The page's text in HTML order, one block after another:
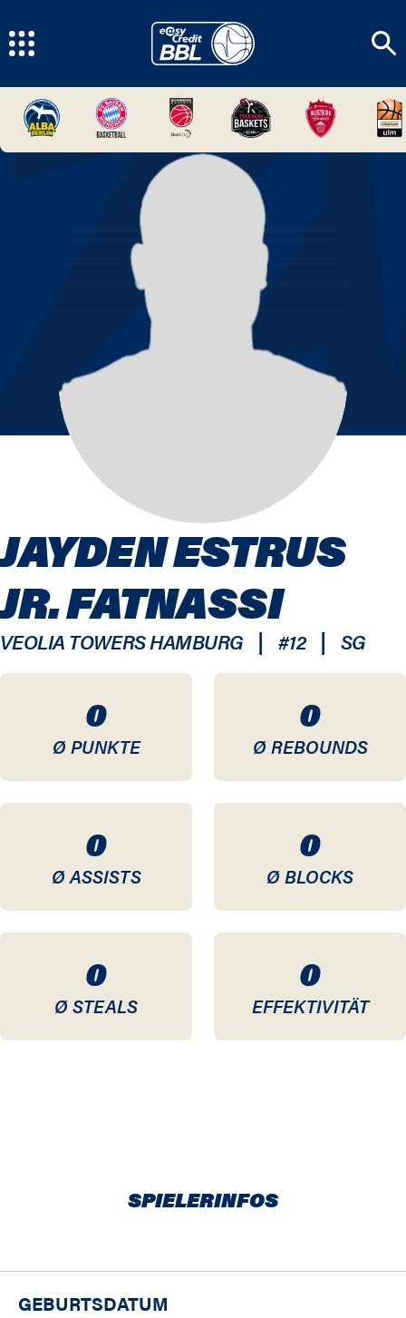
0
Ø PUNKTE
0
Ø REBOUNDS
0
Ø ASSISTS
0
Ø BLOCKS
0
Ø STEALS
0
EFFEKTIVITÄT
JAYDEN ESTRUS
JR. FATNASSI
VEOLIA TOWERS HAMBURG | #12 | SG
SPIELERINFOS
GEBURTSDATUM